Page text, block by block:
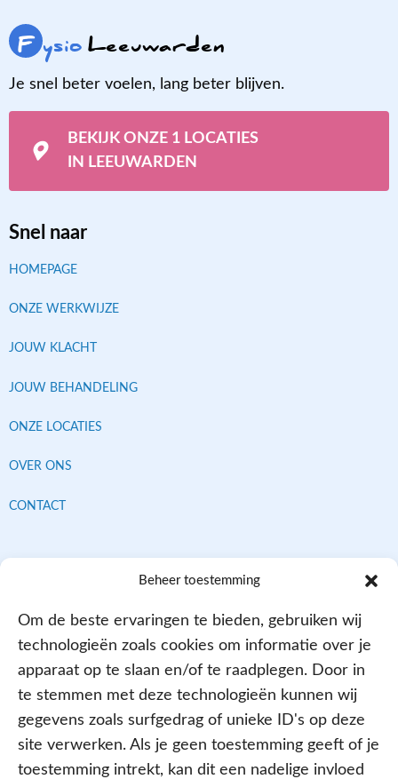
Beheer toestemming
Om de beste ervaringen te bieden, gebruiken wij
technologieën zoals cookies om informatie over je
apparaat op te slaan en/of te raadplegen. Door in
te stemmen met deze technologieën kunnen wij
gegevens zoals surfgedrag of unieke ID's op deze
site verwerken. Als je geen toestemming geeft of je
toestemming intrekt, kan dit een nadelige invloed
F ysioLeeuwarden
Je snel beter voelen, lang beter blijven.
BEKIJK ONZE 1 LOCATIES
IN LEEUWARDEN
Snel naar
HOMEPAGE
ONZE WERKWIJZE
JOUW KLACHT
JOUW BEHANDELING
ONZE LOCATIES
OVER ONS
CONTACT
Contracten met alle verzekeraars
Aangesloten bij